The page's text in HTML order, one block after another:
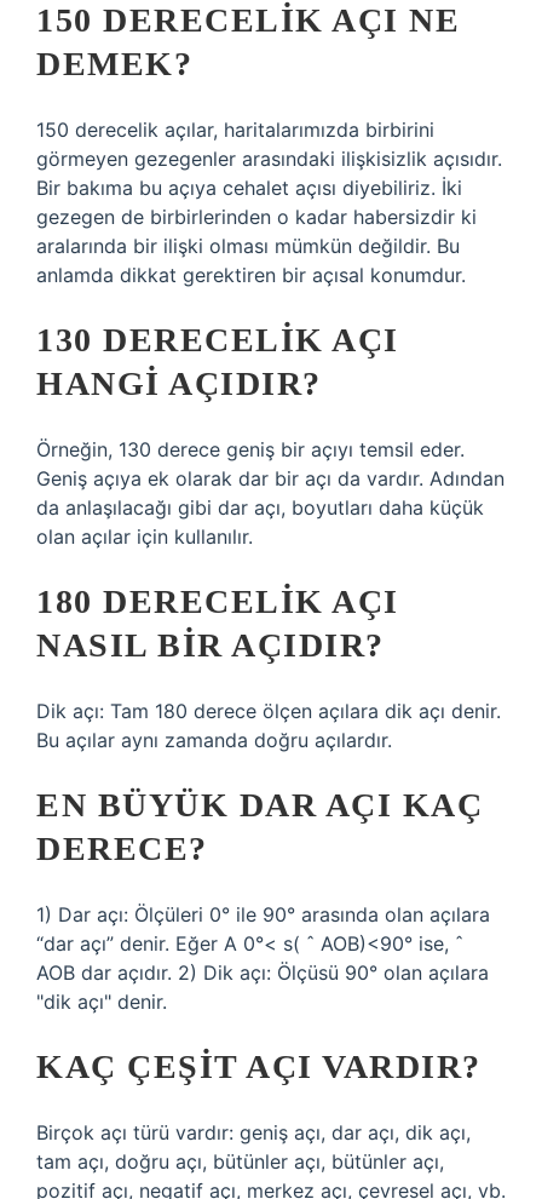
150 DERECELIK AÇI NE
DEMEK?
150 derecelik açılar, haritalarımızda birbirini
görmeyen gezegenler arasındaki ilişkisizlik açısıdır.
Bir bakıma bu açıya cehalet açısı diyebiliriz. İki
gezegen de birbirlerinden o kadar habersizdir ki
aralarında bir ilişki olması mümkün değildir. Bu
anlamda dikkat gerektiren bir açısal konumdur.
130 DERECELIK AÇI
HANGI AÇIDIR?
Örneğin, 130 derece geniş bir açıyı temsil eder.
Geniş açıya ek olarak dar bir açı da vardır. Adından
da anlaşılacağı gibi dar açı, boyutları daha küçük
olan açılar için kullanılır.
180 DERECELIK AÇI
NASIL BIR AÇIDIR?
Dik açı: Tam 180 derece ölçen açılara dik açı denir.
Bu açılar aynı zamanda doğru açılardır.
EN BÜYÜK DAR AÇI KAÇ
DERECE?
1) Dar açı: Ölçüleri 0° ile 90° arasında olan açılara
“dar açı” denir. Eğer A 0°< s( ˆ AOB)<90° ise, ˆ
AOB dar açıdır. 2) Dik açı: Ölçüsü 90° olan açılara
"dik açı" denir.
KAÇ ÇEŞIT AÇI VARDIR?
Birçok açı türü vardır: geniş açı, dar açı, dik açı,
tam açı, doğru açı, bütünler açı, bütünler açı,
pozitif açı, negatif açı, merkez açı, çevresel açı, vb.